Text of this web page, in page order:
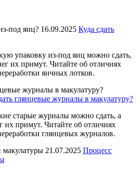
16.09.2025 Куда сдать
упаковку из-под яиц можно сдать,
их примут. Читайте об отличиях
яичных лотков.
глянцевые журналы в макулатуру?
старые журналы можно сдать, а
их примут. Читайте об отличиях
глянцевых журналов.
21.07.2025 Процесс